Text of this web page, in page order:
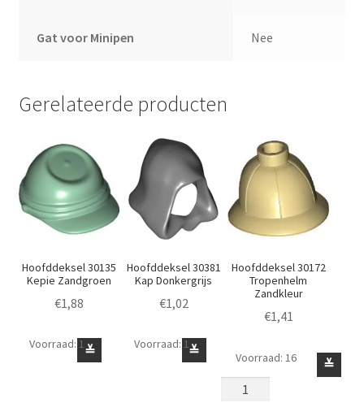
Gat voor Minipen Nee
Gerelateerde producten
Hoofddeksel 30135
Kepie Zandgroen
€1,88
Hoofddeksel≚
Voorraad: 1
Hoofddeksel 30381
Kap Donkergrijs
€1,02
Hoofddeksel≚
Voorraad: 1
Hoofddeksel 30172
Tropenhelm
Zandkleur
€1,41
Hoofddeksel
30172
≚
Voorraad: 16